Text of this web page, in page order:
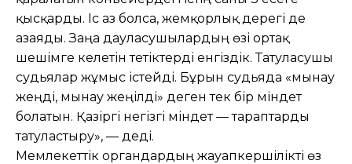
қысқарды. Іс аз болса, жемқорлық дерегі де
азаяды. Заңға дауласушылардың өзі ортақ
шешімге келетін тетіктерді енгіздік. Татуласушы
судьялар жұмыс істейді. Бұрын судьяда «мынау
жеңді, мынау жеңілді» деген тек бір міндет
болатын. Қазіргі негізгі міндет — тараптарды
татуластыру», — деді.
Мемлекеттік органдардың жауапкершілікті өз